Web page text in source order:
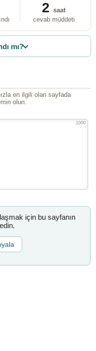
2 saat
cevab müddeti
mı?
en ilgili olan sayfada
olun.
1000
için bu sayfanın